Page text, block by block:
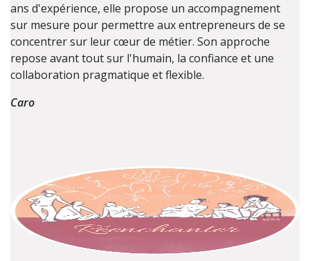
ans d'expérience, elle propose un accompagnement
sur mesure pour permettre aux entrepreneurs de se
concentrer sur leur cœur de métier. Son approche
repose avant tout sur l'humain, la confiance et une
collaboration pragmatique et flexible.
Caro